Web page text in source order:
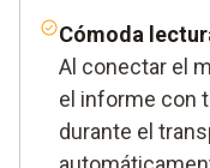
Cómoda
Al conectar el
el informe con
durante el